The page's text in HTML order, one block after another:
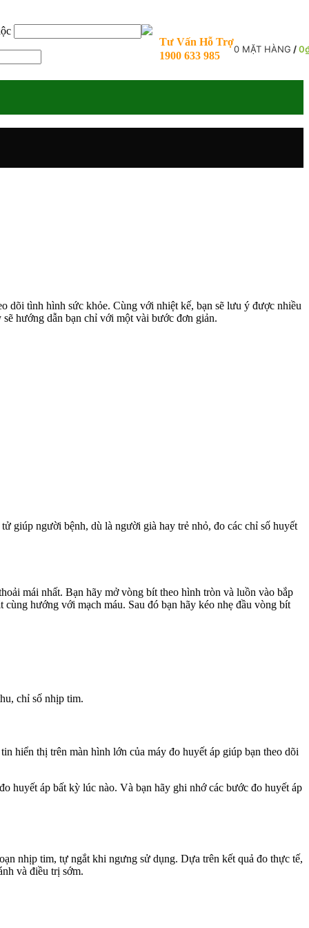
Tư Vấn Hỗ Trợ
1900 633 985
0 MẶT HÀNG /0
dõi tình hình sức khỏe. Cùng với nhiệt kế, bạn sẽ lưu ý được nhiều
sẽ hướng dẫn bạn chỉ với một vài bước đơn giản.
giúp người bệnh, dù là người già hay trẻ nhỏ, đo các chỉ số huyết
mái nhất. Bạn hãy mở vòng bít theo hình tròn và luồn vào bắp
hướng với mạch máu. Sau đó bạn hãy kéo nhẹ đầu vòng bít
chỉ số nhịp tim.
hiển thị trên màn hình lớn của máy đo huyết áp giúp bạn theo dõi
huyết áp bất kỳ lúc nào. Và bạn hãy ghi nhớ các bước đo huyết áp
nhịp tim, tự ngắt khi ngưng sử dụng. Dựa trên kết quả đo thực tế,
và điều trị sớm.